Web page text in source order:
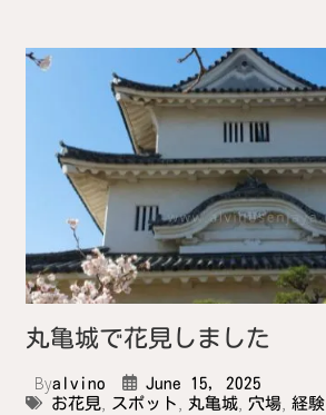
丸亀城で花見しました
Byalvino
June 15, 2025
お花見, スポット 丸亀城, 穴場, 経験